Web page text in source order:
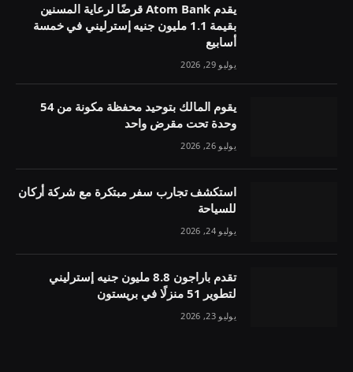
يقدم Atom Bank قرضًا لرعاية المسنين
بقيمة 1.1 مليون جنيه إسترليني في خمسة
أسابيع
يوليو 29, 2026
يقوم المالك بتوحيد محفظة مكونة من 54
وحدة تحت مقرض واحد
يوليو 26, 2026
استكشف تجارب سفر مبتكرة مع شركة أركان
للسياحة
يوليو 24, 2026
تقدم باراجون 8.8 مليون جنيه إسترليني
لتطوير 51 منزلًا في بريستون
يوليو 23, 2026